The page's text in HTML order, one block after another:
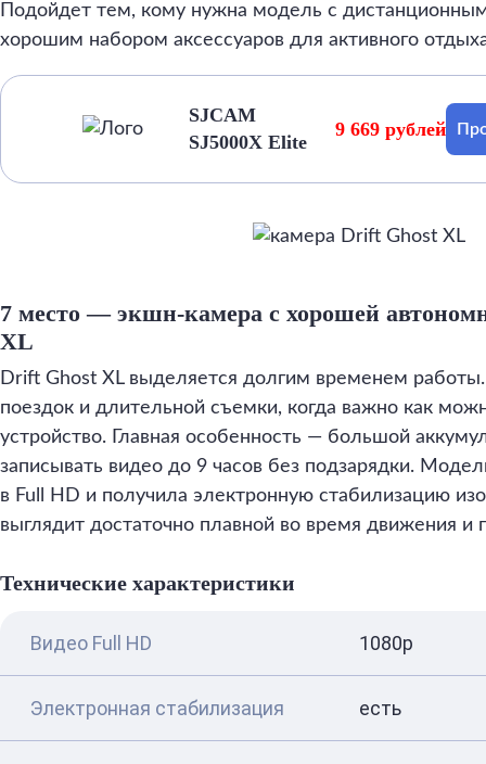
Подойдет тем, кому нужна модель с
хорошим набором аксессуаров для активного
SJCAM
SJ5000X Elite
9 669 рублей
7 место — экшн-камера с хорошей
XL
Drift Ghost XL выделяется долгим временем
поездок и длительной съемки, когда важно как
устройство. Главная особенность — большой
записывать видео до 9 часов без подзарядки.
в Full HD и получила электронную стабилизацию
выглядит достаточно плавной во время движения и
Технические характеристики
Видео Full HD 1080p
Электронная стабилизация есть